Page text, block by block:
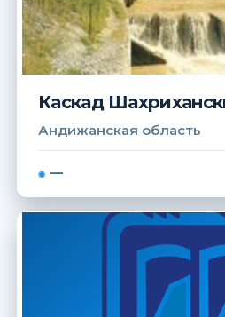
Каскад
Андижанская область
—